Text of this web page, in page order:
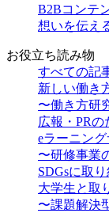
B2Bコンテ
想いを伝え
お役立ち読み物
すべての記
新しい働き
〜働き方研
広報・PR
eラーニン
〜研修事業
SDGsに取
大学生と取
〜課題解決